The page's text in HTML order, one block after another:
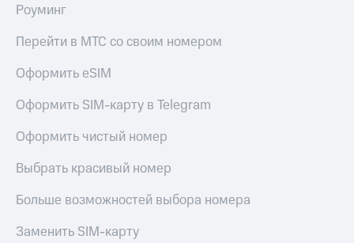
Роуминг
Перейти в МТС со своим номером
Оформить eSIM
Оформить SIM-карту в Telegram
Оформить чистый номер
Выбрать красивый номер
Больше возможностей выбора номера
Заменить SIM-карту